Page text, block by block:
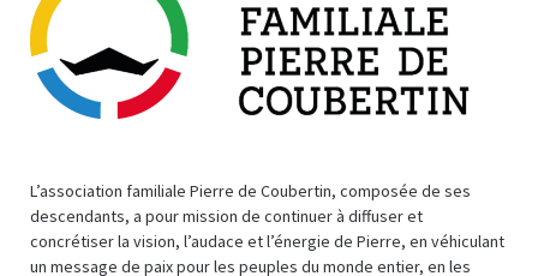
L’association familiale Pierre de Coubertin, composée de ses
descendants, a pour mission de continuer à diffuser et
concrétiser la vision, l’audace et l’énergie de Pierre, en véhiculant
un message de paix pour les peuples du monde entier, en les